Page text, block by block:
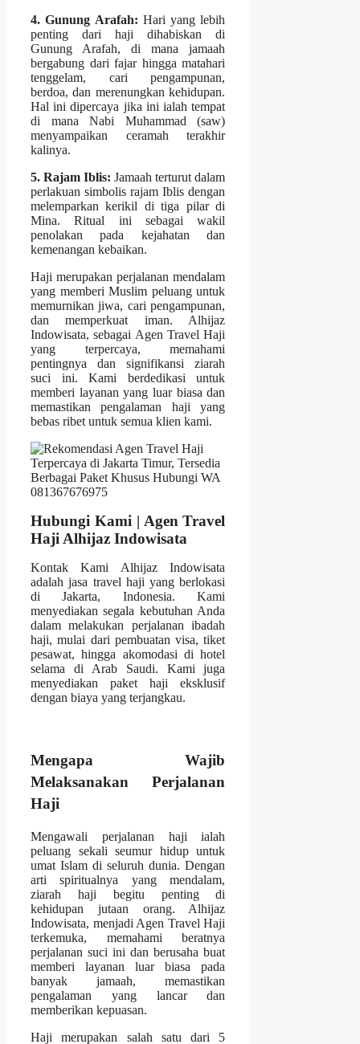
4. Gunung Arafah: Hari yang lebih
penting dari haji dihabiskan di
Gunung Arafah, di mana jamaah
bergabung dari fajar hingga matahari
tenggelam, cari pengampunan,
berdoa, dan merenungkan kehidupan.
Hal ini dipercaya jika ini ialah tempat
di mana Nabi Muhammad (saw)
menyampaikan ceramah terakhir
kalinya.
5. Rajam Iblis: Jamaah terturut dalam
perlakuan simbolis rajam Iblis dengan
melemparkan kerikil di tiga pilar di
Mina. Ritual ini sebagai wakil
penolakan pada kejahatan dan
kemenangan kebaikan.
Haji merupakan perjalanan mendalam
yang memberi Muslim peluang untuk
memurnikan jiwa, cari pengampunan,
dan memperkuat iman. Alhijaz
Indowisata, sebagai Agen Travel Haji
yang terpercaya, memahami
pentingnya dan signifikansi ziarah
suci ini. Kami berdedikasi untuk
memberi layanan yang luar biasa dan
memastikan pengalaman haji yang
bebas ribet untuk semua klien kami.
Hubungi Kami | Agen Travel
Haji Alhijaz Indowisata
Kontak Kami Alhijaz Indowisata
adalah jasa travel haji yang berlokasi
di Jakarta, Indonesia. Kami
menyediakan segala kebutuhan Anda
dalam melakukan perjalanan ibadah
haji, mulai dari pembuatan visa, tiket
pesawat, hingga akomodasi di hotel
selama di Arab Saudi. Kami juga
menyediakan paket haji eksklusif
dengan biaya yang terjangkau.
Mengapa Wajib
Melaksanakan Perjalanan
Haji
Mengawali perjalanan haji ialah
peluang sekali seumur hidup untuk
umat Islam di seluruh dunia. Dengan
arti spiritualnya yang mendalam,
ziarah haji begitu penting di
kehidupan jutaan orang. Alhijaz
Indowisata, menjadi Agen Travel Haji
terkemuka, memahami beratnya
perjalanan suci ini dan berusaha buat
memberi layanan luar biasa pada
banyak jamaah, memastikan
pengalaman yang lancar dan
memberikan kepuasan.
Haji merupakan salah satu dari 5